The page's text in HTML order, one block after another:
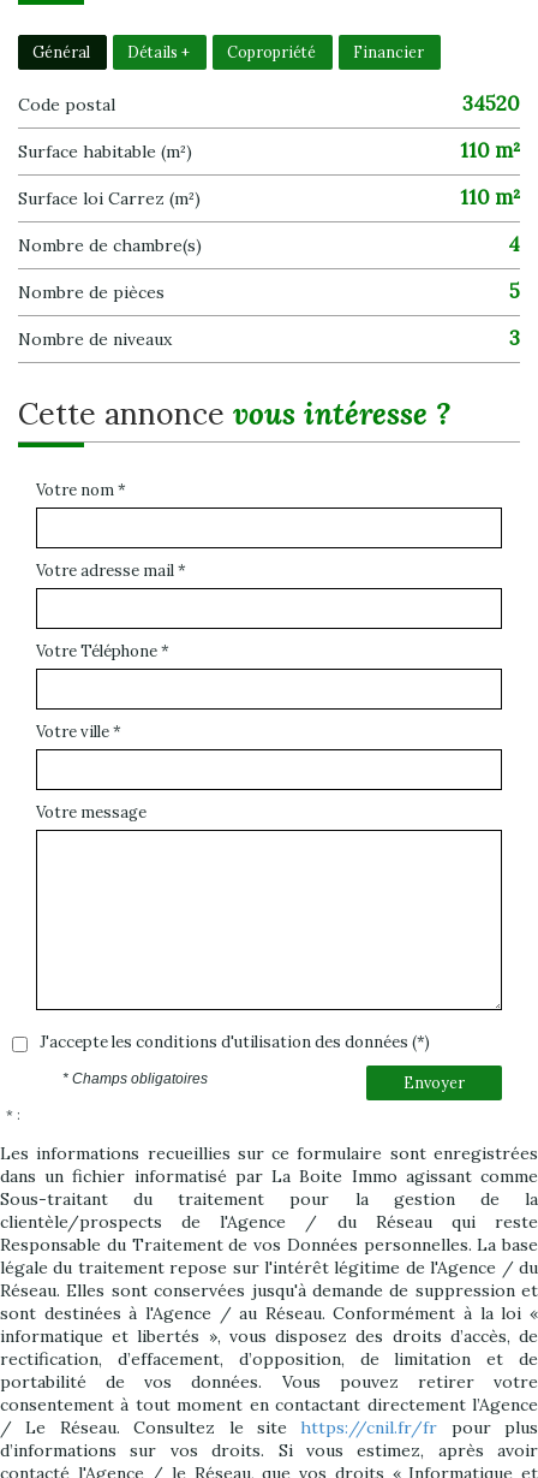
Général Détails + Copropriété Financier
Code postal 34520
Surface habitable (m²) 110 m²
Surface loi Carrez (m²) 110 m²
Nombre de chambre(s) 4
Nombre de pièces 5
Nombre de niveaux 3
cette annonce vous intéresse ?
Votre nom *
Votre adresse mail *
Votre Téléphone *
Votre ville *
Votre message
J'accepte les conditions d'utilisation des données (*)
Envoyer
* Champs obligatoires
* :
Les informations recueillies sur ce formulaire sont enregistrées
dans un fichier informatisé par La Boite Immo agissant comme
Sous-traitant du traitement pour la gestion de la
clientèle/prospects de l'Agence / du Réseau qui reste
Responsable du Traitement de vos Données personnelles. La base
légale du traitement repose sur l'intérêt légitime de l'Agence / du
Réseau. Elles sont conservées jusqu'à demande de suppression et
sont destinées à l'Agence / au Réseau. Conformément à la loi «
informatique et libertés », vous disposez des droits d’accès, de
rectification, d’effacement, d’opposition, de limitation et de
portabilité de vos données. Vous pouvez retirer votre
consentement à tout moment en contactant directement l’Agence
/ Le Réseau. Consultez le sitehttps://cnil.fr/fr pour plus
d’informations sur vos droits. Si vous estimez, après avoir
contacté l'Agence / le Réseau, que vos droits « Informatique et